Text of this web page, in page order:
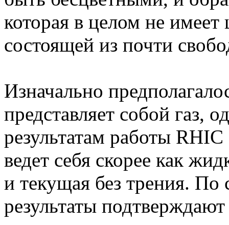
которая в целом не имеет
состоящей из почти
Изначально
представляет собой газ,
результатам работы
ведет себя скорее как
и текущая без трения. По
результаты